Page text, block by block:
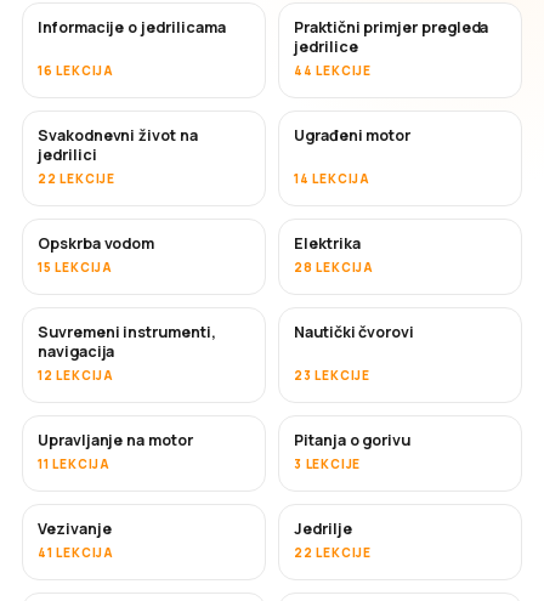
Informacije o jedrilicama
16 LEKCIJA
Praktični primjer pregleda
jedrilice
44 LEKCIJE
Svakodnevni život na
jedrilici
22 LEKCIJE
Ugrađeni motor
14 LEKCIJA
Opskrba vodom
15 LEKCIJA
Elektrika
28 LEKCIJA
Suvremeni instrumenti,
navigacija
12 LEKCIJA
Nautički čvorovi
23 LEKCIJE
Upravljanje na motor
11 LEKCIJA
Pitanja o gorivu
3 LEKCIJE
Vezivanje
41 LEKCIJA
Jedrilje
22 LEKCIJE